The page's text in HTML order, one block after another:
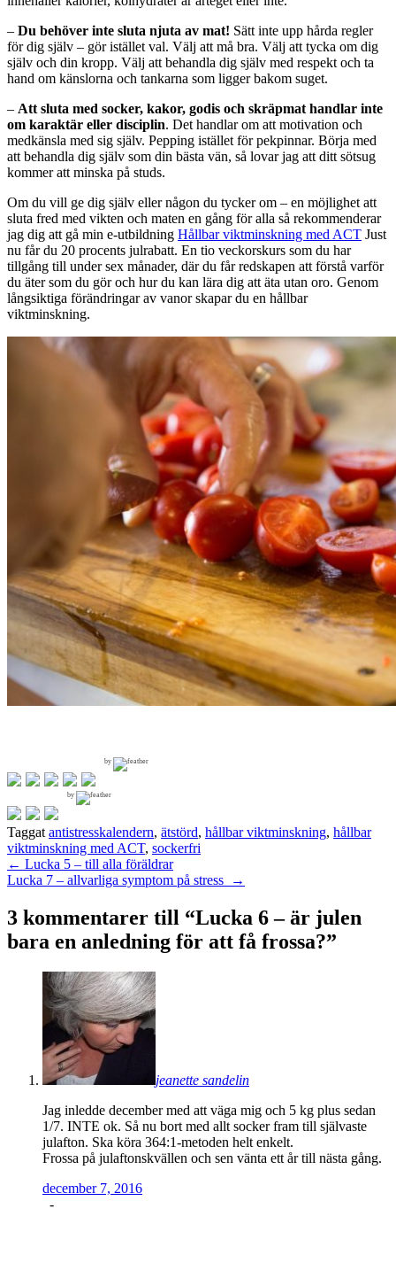
– Du behöver inte sluta njuta av mat! Sätt inte upp hårda regler
för dig själv – gör istället val. Välj att må bra. Välj att tycka om dig
själv och din kropp. Välj att behandla dig själv med respekt och ta
hand om känslorna och tankarna som ligger bakom suget.
– Att sluta med socker, kakor, godis och skräpmat handlar inte
om karaktär eller disciplin. Det handlar om att motivation och
medkänsla med sig själv. Pepping istället för pekpinnar. Börja med
att behandla dig själv som din bästa vän, så lovar jag att ditt sötsug
kommer att minska på studs.
Om du vill ge dig själv eller någon du tycker om – en möjlighet att
sluta fred med vikten och maten en gång för alla så rekommenderar
jag dig att gå min e-utbildning Hållbar viktminskning med ACT Just
nu får du 20 procents julrabatt. En tio veckorskurs som du har
tillgång till under sex månader, där du får redskapen att förstå varför
du äter som du gör och hur du kan lära dig att äta utan oro. Genom
långsiktiga förändringar av vanor skapar du en hållbar
viktminskning.
by
by
Taggat antistresskalendern, ätstörd, hållbar viktminskning, hållbar
viktminskning med ACT, sockerfri
Inläggsnavigering
← Lucka 5 – till alla föräldrar
Lucka 7 – allvarliga symptom på stress
→
3 kommentarer till “Lucka 6 – är julen
bara en anledning för att få frossa?”
jeanette sandelin
Jag inledde december med att väga mig och 5 kg plus sedan
1/7. INTE ok. Så nu bort med allt socker fram till självaste
julafton. Ska köra 364:1-metoden helt enkelt.
Frossa på julaftonskvällen och sen vänta ett år till nästa gång.
december 7, 2016
-